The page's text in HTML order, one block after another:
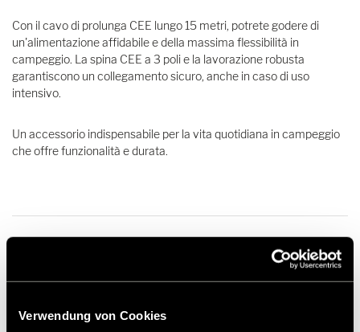
Verwendung von Cookies
Con il cavo di prolunga CEE lungo 15 metri, potrete godere di
un'alimentazione affidabile e della massima flessibilità in
campeggio. La spina CEE a 3 poli e la lavorazione robusta
garantiscono un collegamento sicuro, anche in caso di uso
intensivo.
Un accessorio indispensabile per la vita quotidiana in campeggio
che offre funzionalità e durata.
76,00 €